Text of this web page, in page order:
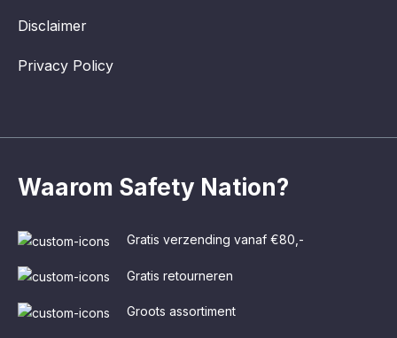
Waarom Safety Nation?
Gratis verzending vanaf €80,-
Gratis retourneren
Groots assortiment
Disclaimer
Privacy Policy